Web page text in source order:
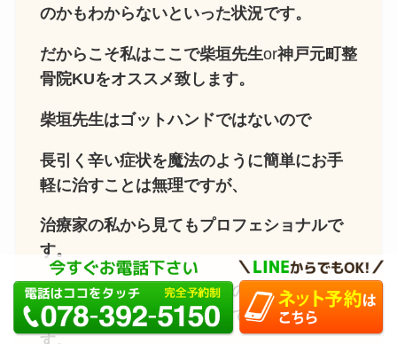
のかもわからないといった状況です。
だからこそ私はここで柴垣先生or神戸元町整
骨院KUをオススメ致します。
柴垣先生はゴットハンドではないので
長引く辛い症状を魔法のように簡単にお手
軽に治すことは無理ですが、
治療家の私から見てもプロフェショナルで
す。
「治りたい」という患者様の思いをしっか
りと受け止める準備がすべて整っていま